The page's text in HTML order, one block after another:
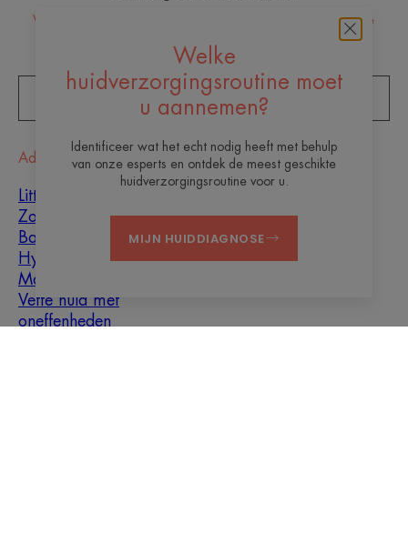
Welke
huidverzorgingsroutine moet
u aannemen?
Identificeer wat het echt nodig heeft met behulp
van onze esperts en ontdek de meest geschikte
huidverzorgingsroutine voor u.
MIJN HUIDDIAGNOSE
Wij staan altijd voor u klaar met de nodige huidzorg! Al onze
ZICH INSCHRIJVEN VOOR DE NIEUWSBRIEF
Advies
Littekenvorming
Zonnebeschermingsproducten
Baby
Hyperkeratose
Mannen
Vette huid met
oneffenheden